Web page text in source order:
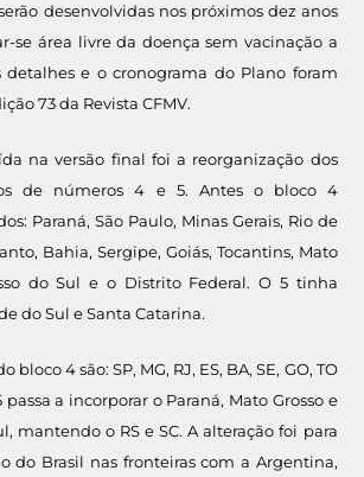
desenvolvidas nos próximos dez anos
se área livre da doença sem vacinação a
detalhes e o cronograma do Plano foram
73 da Revista CFMV.
na versão final foi a reorganização dos
de números 4 e 5. Antes o bloco 4
Paraná, São Paulo, Minas Gerais, Rio de
Bahia, Sergipe, Goiás, Tocantins, Mato
do Sul e o Distrito Federal. O 5 tinha
do Sul e Santa Catarina.
bloco 4 são: SP, MG, RJ, ES, BA, SE, GO, TO
passa a incorporar o Paraná, Mato Grosso e
mantendo o RS e SC. A alteração foi para
do Brasil nas fronteiras com a Argentina,